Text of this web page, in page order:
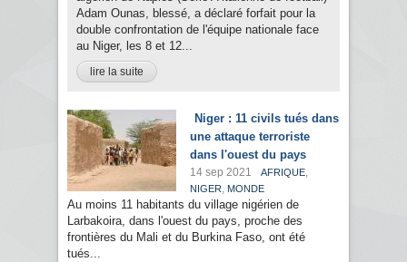
Adam Ounas, blessé, a déclaré forfait pour la
double confrontation de l'équipe nationale face
au Niger, les 8 et 12...
lire la suite
Niger : 11 civils tués dans
une attaque terroriste
dans l'ouest du pays
14 sep 2021 AFRIQUE,
NIGER, MONDE
Au moins 11 habitants du village nigérien de
Larbakoira, dans l'ouest du pays, proche des
frontières du Mali et du Burkina Faso, ont été
tués...